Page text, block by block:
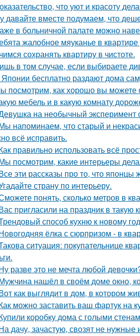
что уют и красоту
давайте вместе подумаем, что
в больничной палате можно
жалобное мяуканье в
сохранять квартиру в чистоте.
в том случае, если выбираете
бесплатно раздают дома
посмотрим, как хорошо вы можете
мебель и в какую комнату
на необычный эксперимент
напоминаем, что старый и
всё исправить.
правильно использовать всё
посмотрим, какие интерьеры
эти рассказы про то, что японцы
страну по интерьеру.
понять, сколько метров в
пригласили на праздник в такую
способ кухню к новому
ёлка с сюрпризом - в
ситуация: покупательнице
разве это не мечта любой
нашёл в своём доме окно,
как выглядит в дом, в котором
можно заставить ваш фартук на
коробку дома с голыми
дачу, зачастую, свозят не